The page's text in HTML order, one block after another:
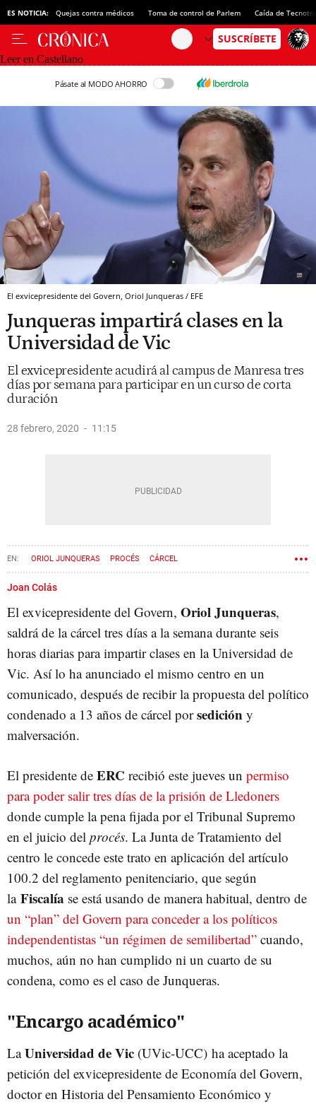
ES NOTICIA: Quejas contra médicos Toma de control de Parlem Caída de
Leer en Castellano
Pásate al MODO AHORRO
El exvicepresidente del Govern, Oriol Junqueras / EFE
Junqueras impartirá clases en la
Universidad de Vic
El exvicepresidente acudirá al campus de Manresa tres
días por semana para participar en un curso de corta
duración
28 febrero, 2020 11:15
ORIOL JUNQUERAS PROCÉS CÁRCEL
Joan Colás
El exvicepresidente del Govern, Oriol Junqueras,
saldrá de la cárcel tres días a la semana durante seis
horas diarias para impartir clases en la Universidad de
Vic. Así lo ha anunciado el mismo centro en un
comunicado, después de recibir la propuesta del político
condenado a 13 años de cárcel porsedición y
malversación.
El presidente de ERC recibió este jueves un permiso
para poder salir tres días de la prisión de Lledoners
donde cumple la pena fijada por el Tribunal Supremo
en el juicio del procés. La Junta de Tratamiento del
centro le concede este trato en aplicación del artículo
100.2 del reglamento penitenciario, que según
la Fiscalía se está usando de manera habitual, dentro de
un “plan” del Govern para conceder a los políticos
independentistas “un régimen de semilibertad” cuando,
muchos, aún no han cumplido ni un cuarto de su
condena, como es el caso de Junqueras.
"Encargo académico"
LaUniversidad de Vic (UVic-UCC) ha aceptado la
petición del exvicepresidente de Economía del Govern,
doctor en Historia del Pensamiento Económico y